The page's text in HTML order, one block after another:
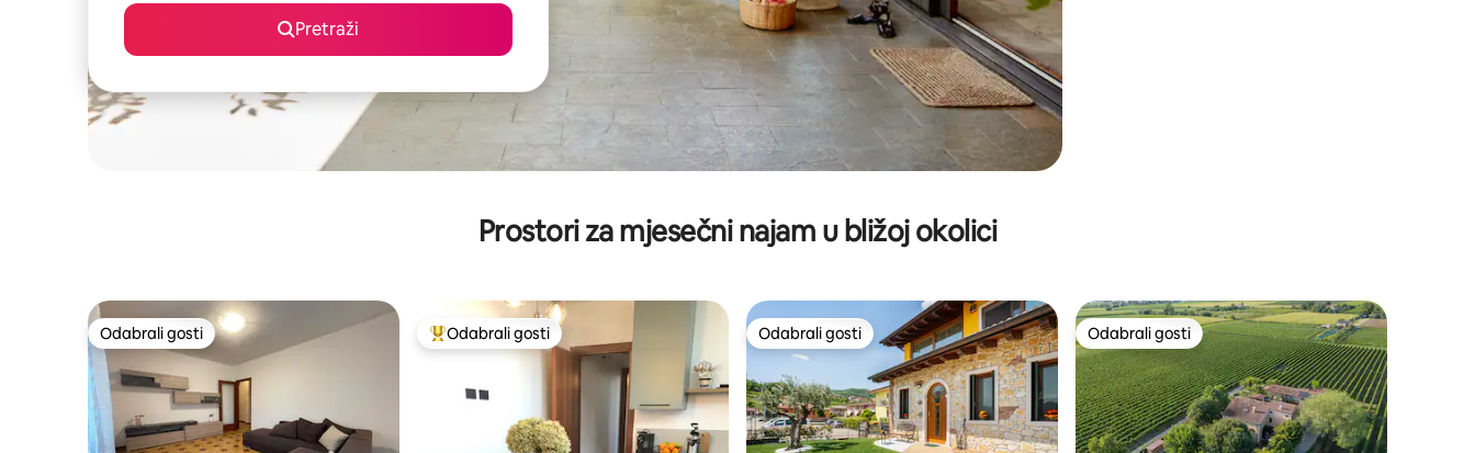
Pretraži
Prostori za mjesečni najam u bližoj okolici
Odabrali gosti
Odabrali gosti Među najviše rangiranima s oznakom „Odabrali gosti”
Odabrali gosti Odabrali gosti
Odabrali gosti Odabrali gosti
Odabrali gosti